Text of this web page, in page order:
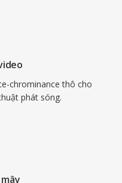
chrominance thô cho
phát sóng.